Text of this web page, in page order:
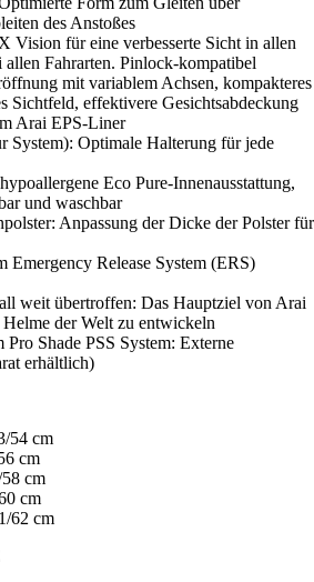
des Anstoßes
für eine verbesserte Sicht in allen
allen Fahrarten. Pinlock-kompatibel
mit variablem Achsen, kompakteres
Sichtfeld, effektivere Gesichtsabdeckung
Arai EPS-Liner
System): Optimale Halterung für jede
Eco Pure-Innenausstattung,
und waschbar
Anpassung der Dicke der Polster für
Emergency Release System (ERS)
weit übertroffen: Das Hauptziel von Arai
Helme der Welt zu entwickeln
Shade PSS System: Externe
erhältlich)
54 cm
cm
cm
cm
62 cm